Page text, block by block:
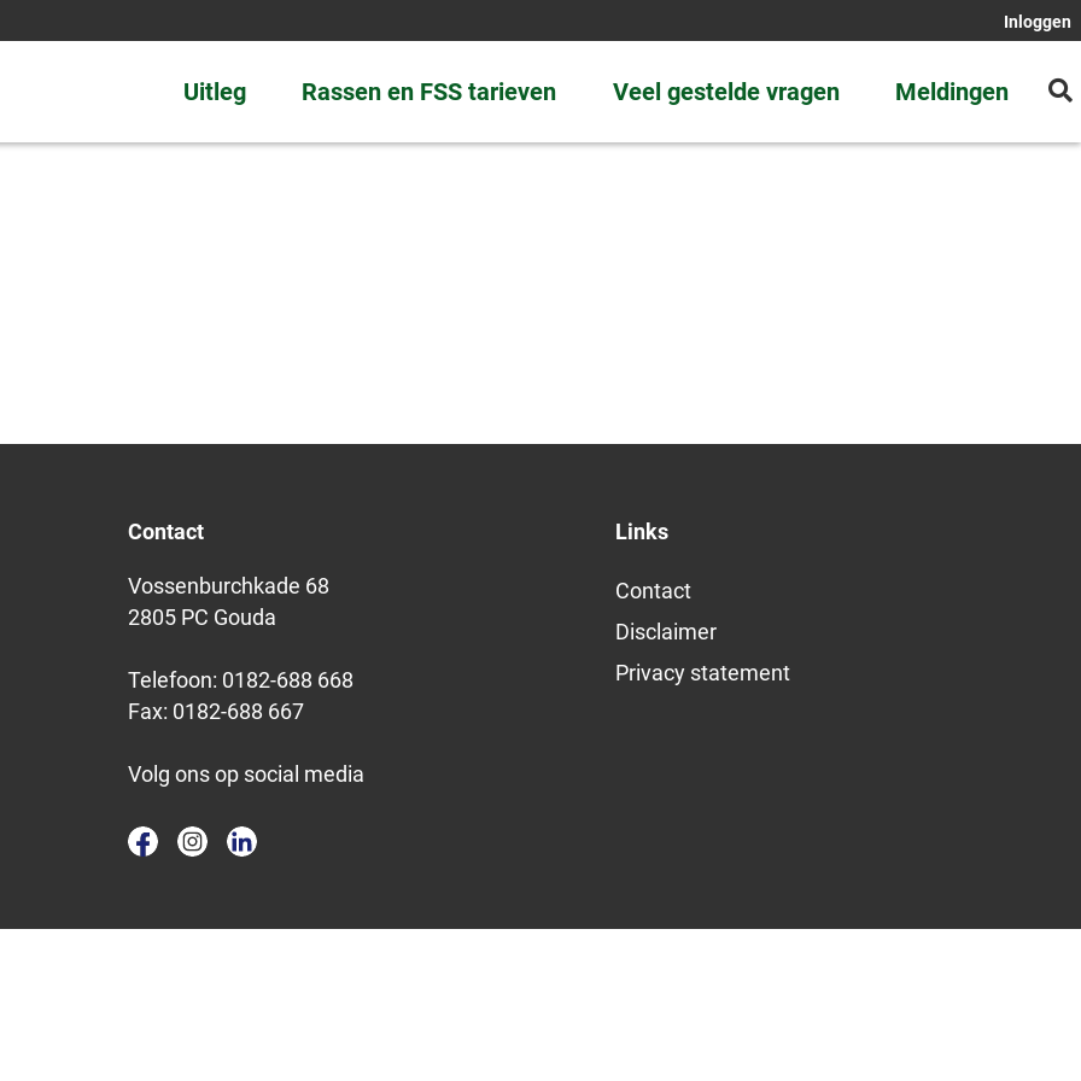
Inloggen
Uitleg Rassen en FSS tarieven Veel gestelde vragen Meldingen
Contact
Vossenburchkade 68
2805 PC Gouda
Telefoon: 0182-688 668
Fax: 0182-688 667
Volg ons op social media
Links
Contact
Disclaimer
Privacy statement